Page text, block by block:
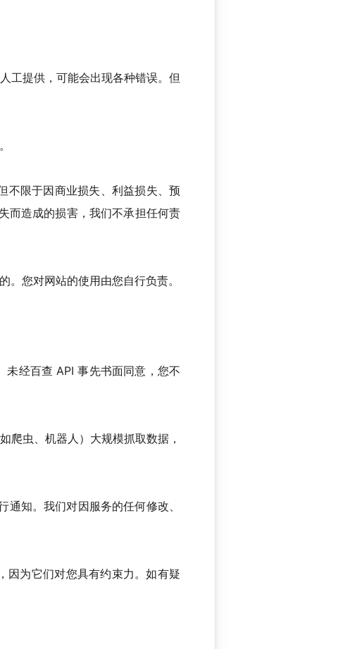
工提供，可能会出现各种错误。但
不限于因商业损失、利益损失、预
而造成的损害，我们不承担任何责
您对网站的使用由您自行负责。
未经百查 API 事先书面同意，您不
爬虫、机器人）大规模抓取数据，
知。我们对因服务的任何修改、
因为它们对您具有约束力。如有疑